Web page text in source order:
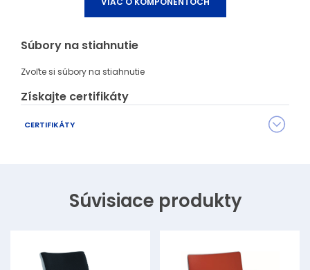
Súbory na stiahnutie
Zvoľte si súbory na stiahnutie
Získajte certifikáty
CERTIFIKÁTY
Požiadajte svojho predajcu
potrebujete.Súvisiace produkty